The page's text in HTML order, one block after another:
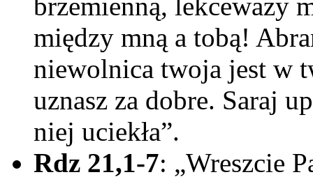
brzemienną, lekceważy
między mną a tobą!
niewolnica twoja jest w
uznasz za dobre. Saraj
niej uciekła”.
Rdz 21,1-7: „Wreszcie